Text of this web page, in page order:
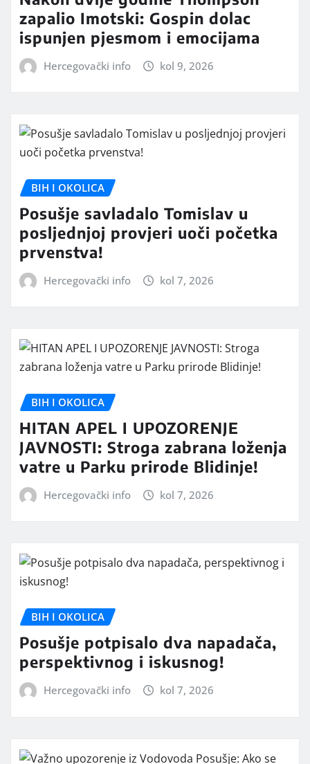
zapalio Imotski: Gospin dolac
ispunjen pjesmom i emocijama
Hercegovački info kol 9, 2026
BIH I OKOLICA
Posušje savladalo Tomislav u
posljednjoj provjeri uoči početka
prvenstva!
Hercegovački info kol 7, 2026
BIH I OKOLICA
HITAN APEL I UPOZORENJE
JAVNOSTI: Stroga zabrana loženja
vatre u Parku prirode Blidinje!
Hercegovački info kol 7, 2026
BIH I OKOLICA
Posušje potpisalo dva napadača,
perspektivnog i iskusnog!
Hercegovački info kol 7, 2026